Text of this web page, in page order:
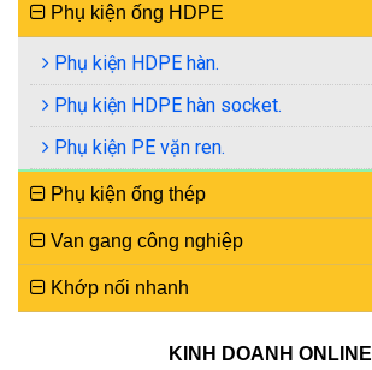
Phụ kiện ống HDPE
Phụ kiện HDPE hàn.
Phụ kiện HDPE hàn socket.
Phụ kiện PE vặn ren.
Phụ kiện ống thép
Van gang công nghiệp
Khớp nối nhanh
KINH DOANH ONLINE